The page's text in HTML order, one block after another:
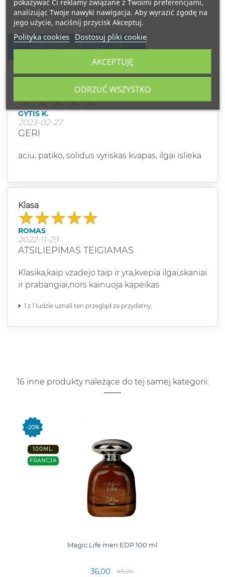
NAPISZ SWOJĄ RECENZJĘ
GYTIS K.
2023-02-27
GERI
aciu, patiko, solidus vyriskas kvapas, ilgai islieka
Klasa
ROMAS
2022-11-29
ATSILIEPIMAS TEIGIAMAS
Klasika,kaip vzadejo taip ir yra,kvepia ilgai,skaniai
ir prabangiai,nors kainuoja kapeikas
1 z 1 ludzie uznali ten przegląd za przydatny.
16 inne produkty należące do tej samej kategorii:
-20%
100ML.
FRANCJA
Magic Life men EDP 100 ml
36,00 45,00
pokazywać Ci reklamy związane z Twoimi preferencjami,
analizując Twoje nawyki nawigacja. Aby wyrazić zgodę na
jego użycie, naciśnij przycisk Akceptuj.
Polityka cookies Dostosuj pliki cookie
ODRZUĆ WSZYSTKO
AKCEPTUJĘ